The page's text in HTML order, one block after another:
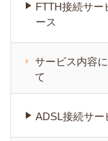
FTTH接続サー
ース
サービス内容
て
ADSL接続サー